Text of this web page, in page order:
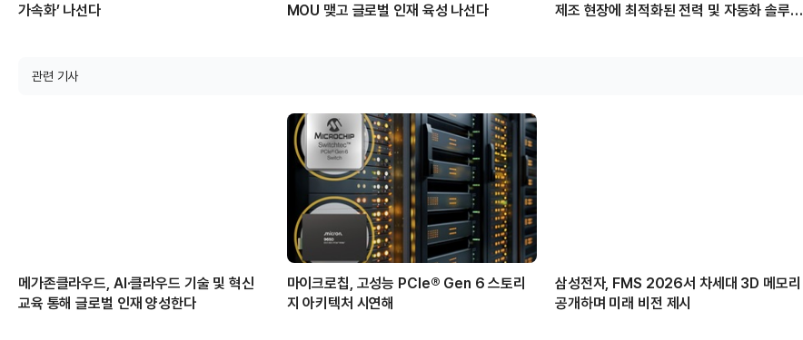
가속화’ 나선다
MOU 맺고 글로벌 인재 육성 나선다
제조 현장에 최적화된 전력 및 자동화 솔루션
관련 기사
메가존클라우드, AI·클라우드 기술 및 혁신
교육 통해 글로벌 인재 양성한다
마이크로칩, 고성능 PCIe® Gen 6 스토리
지 아키텍처 시연해
삼성전자, FMS 2026서 차세대 3D 메모리
공개하며 미래 비전 제시